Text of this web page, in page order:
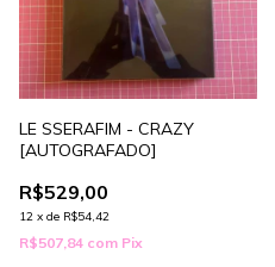
LE SSERAFIM - CRAZY
[AUTOGRAFADO]
R$529,00
12 x de R$54,42
R$507,84 com Pix